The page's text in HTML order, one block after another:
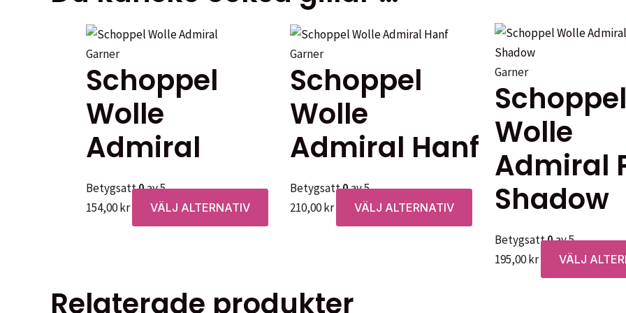
Garner
Schoppel
Wolle
Admiral
Betygsatt0av 5
154,00kr VÄLJ ALTERNATIV
här
varianter.
Garner
Schoppel
Wolle
Admiral Hanf
Betygsatt0av 5
210,00kr VÄLJ ALTERNATIV
här
produkten
Garner
Schoppel
Wolle
Admiral
Shadow
Betygsatt0av 5
195,00kr VÄLJ
Relaterade produkter